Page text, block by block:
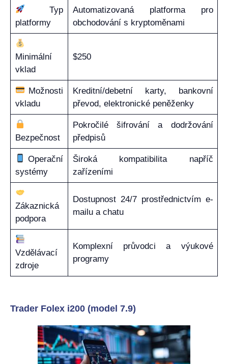
Typ
platformy
Automatizovaná platforma pro
obchodování s kryptoměnami
Minimální
vklad
$250
Možnosti
vkladu
Kreditní/debetní karty, bankovní
převod, elektronické peněženky
Bezpečnost
Pokročilé šifrování a dodržování
předpisů
Operační
systémy
Široká kompatibilita napříč
zařízeními
Zákaznická
podpora
Dostupnost 24/7 prostřednictvím e-
mailu a chatu
Vzdělávací
zdroje
Komplexní průvodci a výukové
programy
Trader Folex i200 (model 7.9)